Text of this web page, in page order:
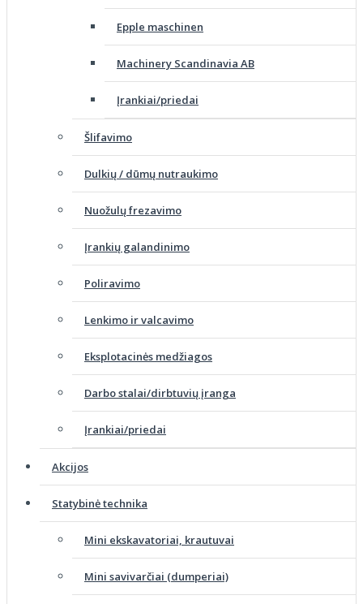
Epple maschinen
Machinery Scandinavia AB
Įrankiai/priedai
Šlifavimo
Dulkių / dūmų nutraukimo
Nuožulų frezavimo
Įrankių galandinimo
Poliravimo
Lenkimo ir valcavimo
Eksplotacinės medžiagos
Darbo stalai/dirbtuvių įranga
Įrankiai/priedai
Akcijos
Statybinė technika
Mini ekskavatoriai, krautuvai
Mini savivarčiai (dumperiai)